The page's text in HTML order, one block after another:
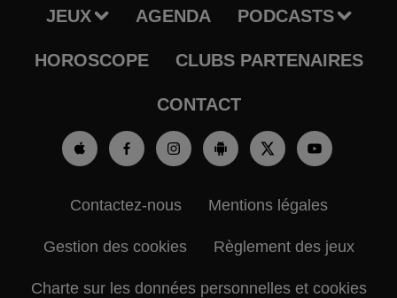
JEUX AGENDA PODCASTS
HOROSCOPE CLUBS PARTENAIRES
CONTACT
Contactez-nous Mentions légales
Gestion des cookies Règlement des jeux
Charte sur les données personnelles et cookies